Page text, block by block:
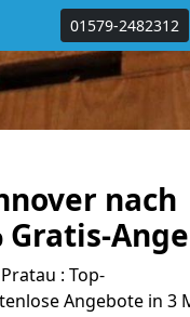
01579-2482312
nach
Gratis-
: Top-
Angebote in 3